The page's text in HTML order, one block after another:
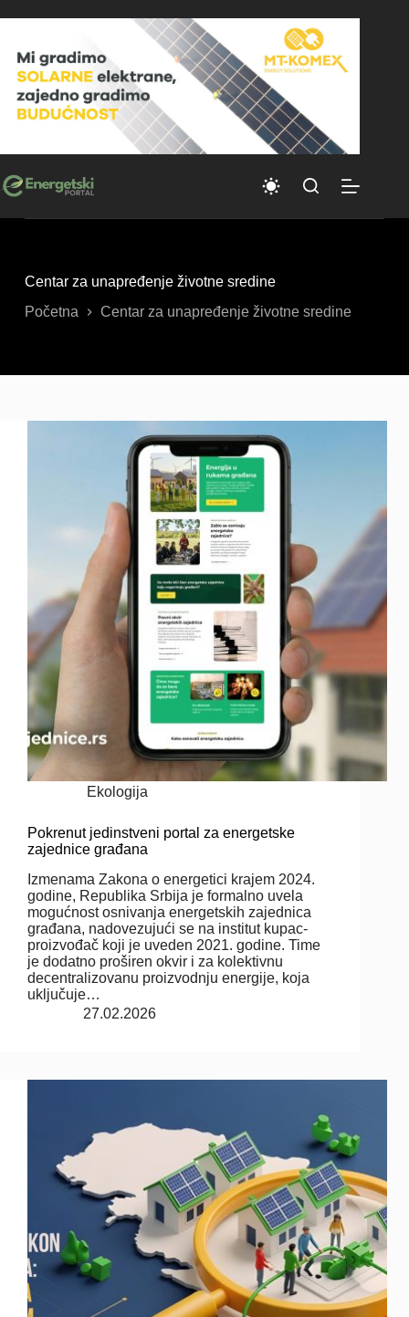
to
Centar za unapređenje životne sredine
Početna
Centar za unapređenje životne sredine
Ekologija
Pokrenut jedinstveni portal za energetske
zajednice građana
Izmenama Zakona o energetici krajem 2024.
godine, Republika Srbija je formalno uvela
mogućnost osnivanja energetskih zajednica
građana, nadovezujući se na institut kupac-
proizvođač koji je uveden 2021. godine. Time
je dodatno proširen okvir i za kolektivnu
decentralizovanu proizvodnju energije, koja
uključuje…
27.02.2026